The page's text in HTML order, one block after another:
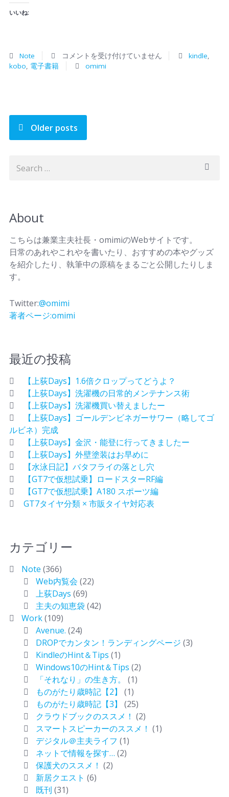
いいね:
Note コメントを受け付けていません kindle,
kobo, 電子書籍 omimi
Older posts
About
こちらは兼業主夫社長・omimiのWebサイトです。
日常のあれやこれやを書いたり、おすすめの本やグッズ
を紹介したり、執筆中の原稿をまるごと公開したりしま
す。
Twitter:@omimi
著者ページ:omimi
最近の投稿
【上荻Days】1.6倍クロップってどうよ？
【上荻Days】洗濯機の日常的メンテナンス術
【上荻Days】洗濯機買い替えましたー
【上荻Days】ゴールデンビネガーサワー（略してゴ
ルビネ）完成
【上荻Days】金沢・能登に行ってきましたー
【上荻Days】外壁塗装はお早めに
【水泳日記】バタフライの落とし穴
【GT7で仮想試乗】ロードスターRF編
【GT7で仮想試乗】A180 スポーツ編
GT7タイヤ分類 × 市販タイヤ対応表
カテゴリー
Note (366)
Web内覧会 (22)
上荻Days (69)
主夫の知恵袋 (42)
Work(109)
Avenue. (24)
DROPでカンタン！ランディングページ (3)
KindleのHint＆Tips (1)
Windows10のHint＆Tips (2)
「それなり」の生き方。
(1)
ものがたり歳時記【2】
(1)
ものがたり歳時記【3】
(25)
クラウドブックのススメ！ (2)
スマートスピーカーのススメ！ (1)
デジタル＠主夫ライフ (1)
ネットで情報を探す… (2)
保護犬のススメ！ (2)
新居クエスト (6)
既刊 (31)